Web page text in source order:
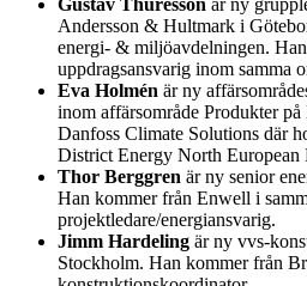
Gustav Thuresson är ny
Andersson & Hultmark i
energi- & miljöavdelningen.
uppdragsansvarig inom samma
Eva Holmén är ny
inom affärsområde Produkter
Danfoss Climate Solutions där
District Energy North European
Thor Berggren är ny senior
Han kommer från Enwell i
projektledare/energiansvarig.
Jimm Hardeling är ny vvs-
Stockholm. Han kommer från